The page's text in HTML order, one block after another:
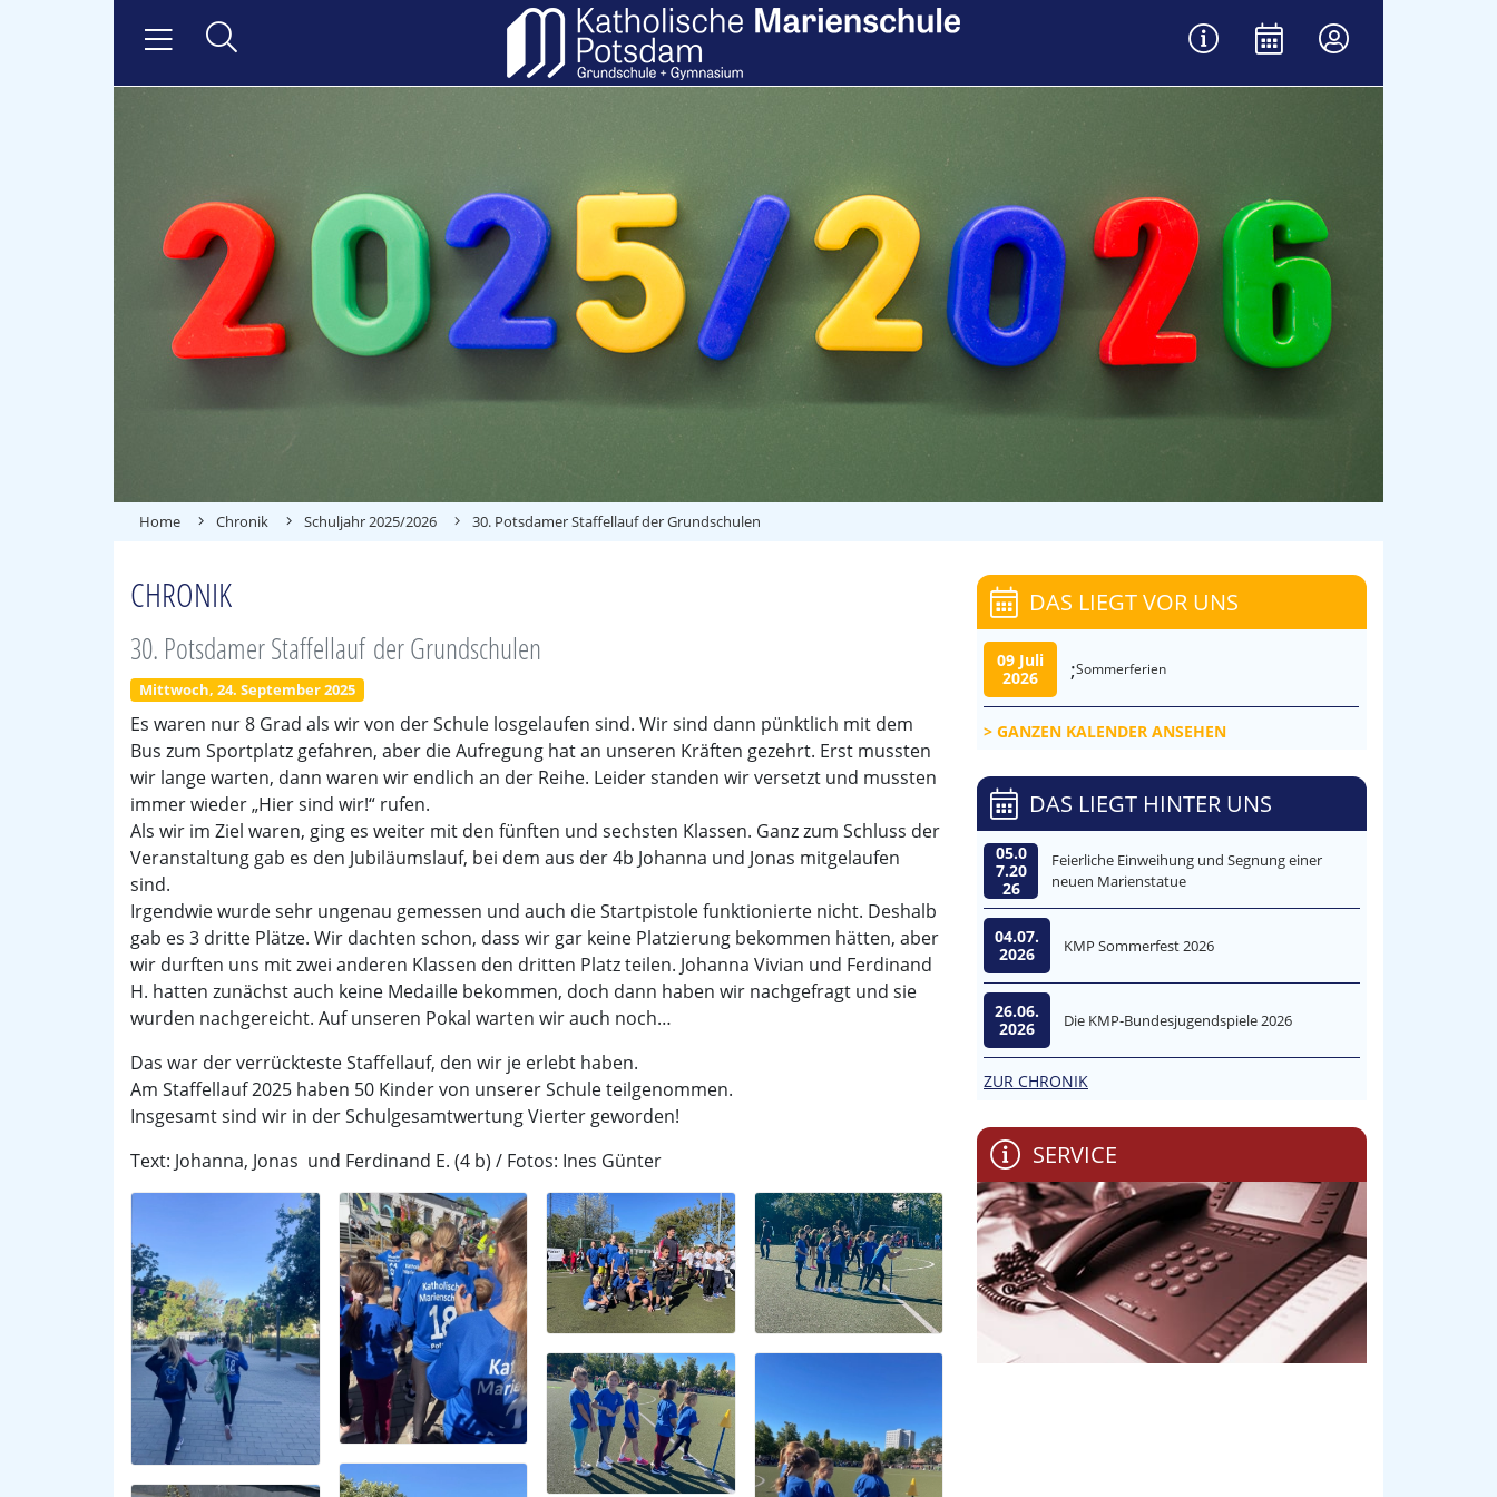
Home Chronik Schuljahr 2025/2026 30. Potsdamer Staffellauf der Grundschulen
CHRONIK
30. Potsdamer Staffellauf der Grundschulen
Mittwoch, 24. September 2025
Es waren nur 8 Grad als wir von der Schule losgelaufen sind. Wir sind dann pünktlich mit dem
Bus zum Sportplatz gefahren, aber die Aufregung hat an unseren Kräften gezehrt. Erst mussten
wir lange warten, dann waren wir endlich an der Reihe. Leider standen wir versetzt und mussten
immer wieder „Hier sind wir!“ rufen.
Als wir im Ziel waren, ging es weiter mit den fünften und sechsten Klassen. Ganz zum Schluss der
Veranstaltung gab es den Jubiläumslauf, bei dem aus der 4b Johanna und Jonas mitgelaufen
sind.
Irgendwie wurde sehr ungenau gemessen und auch die Startpistole funktionierte nicht. Deshalb
gab es 3 dritte Plätze. Wir dachten schon, dass wir gar keine Platzierung bekommen hätten, aber
wir durften uns mit zwei anderen Klassen den dritten Platz teilen. Johanna Vivian und Ferdinand
H. hatten zunächst auch keine Medaille bekommen, doch dann haben wir nachgefragt und sie
wurden nachgereicht. Auf unseren Pokal warten wir auch noch…
Das war der verrückteste Staffellauf, den wir je erlebt haben.
Am Staffellauf 2025 haben 50 Kinder von unserer Schule teilgenommen.
Insgesamt sind wir in der Schulgesamtwertung Vierter geworden!
Text: Johanna, Jonas und Ferdinand E. (4 b) / Fotos: Ines Günter
DAS LIEGT VOR UNS
09 Juli
2026
;Sommerferien
GANZEN KALENDER ANSEHEN
DAS LIEGT HINTER UNS
05.0
7.20
26
Feierliche Einweihung und Segnung einer
neuen Marienstatue
04.07.
2026
KMP Sommerfest 2026
26.06.
2026
Die KMP-Bundesjugendspiele 2026
ZUR CHRONIK
SERVICE